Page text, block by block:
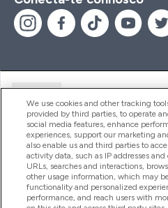
Produtos
Informação
We use cookies and other tracking
provided by third parties, to operate
social media features, enhance
experiences, support our marketing
also enable us and third parties to
activity data, such as IP addresses
URLs, searches and interactions,
other usage information, which may
functionality and personalized
performance, and reach users with